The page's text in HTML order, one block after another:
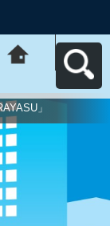
びねっと
」へ戻る
」